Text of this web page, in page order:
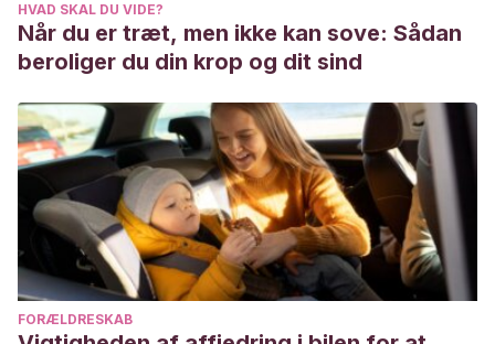
HVAD SKAL DU VIDE?
Når du er træt, men ikke kan sove: Sådan
beroliger du din krop og dit sind
FORÆLDRESKAB